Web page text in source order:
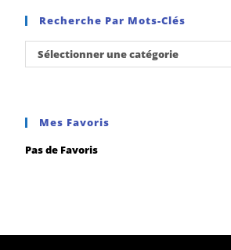
Recherche Par Mots-Clés
Sélectionner une catégorie
Mes Favoris
Pas de Favoris